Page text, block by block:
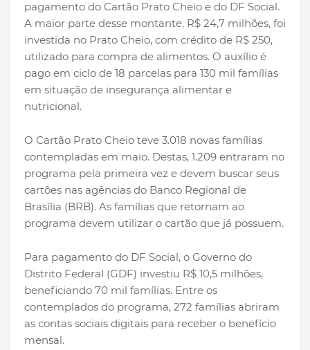
pagamento do Cartão Prato Cheio e do DF Social.
A maior parte desse montante, R$ 24,7 milhões, foi
investida no Prato Cheio, com crédito de R$ 250,
utilizado para compra de alimentos. O auxílio é
pago em ciclo de 18 parcelas para 130 mil famílias
em situação de insegurança alimentar e
nutricional.
O Cartão Prato Cheio teve 3.018 novas famílias
contempladas em maio. Destas, 1.209 entraram no
programa pela primeira vez e devem buscar seus
cartões nas agências do Banco Regional de
Brasília (BRB). As famílias que retornam ao
programa devem utilizar o cartão que já possuem.
Para pagamento do DF Social, o Governo do
Distrito Federal (GDF) investiu R$ 10,5 milhões,
beneficiando 70 mil famílias. Entre os
contemplados do programa, 272 famílias abriram
as contas sociais digitais para receber o benefício
mensal.